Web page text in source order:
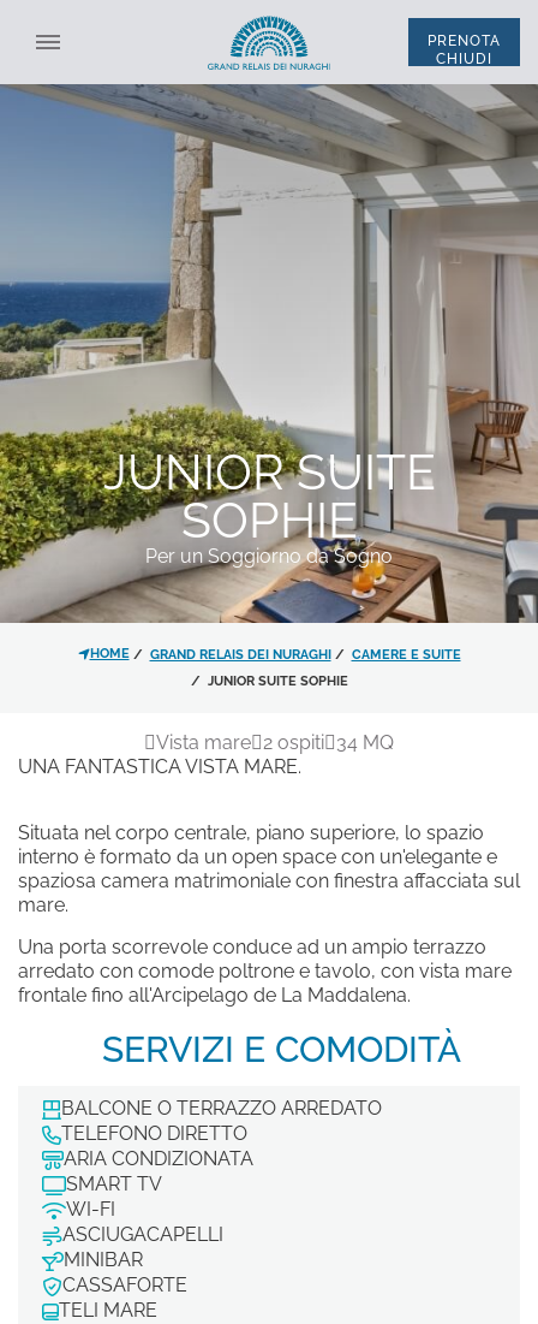
PRENOTA
CHIUDI
COGNOME*
TELEFONO*
MESSAGGIO*
Ho letto e accettato l'informativa
sulla privacye il trattamento dei
dati personali.
Acconsento al trattamento dei
dati come risultante dell'informativa
per le finalità di invio di
materiale promozionale.
Iscrivimi alla newsletter!
SELEZIONA STRUTTURA
TUTTE LE STRUTTURE
SISTEMAZIONE
CODICE SCONTO
ITAENG
JUNIOR SUITE
JUNIOR SUITE GARDEN
JUNIOR SUITE DELUXE
JUNIOR SUITE TRE MONTI
SUITE QUEEN ELI
SUITE HARMONY POOL
Hotel La Bisaccia
JUNIOR SUITE
SOPHIE
Per un Soggiorno da Sogno
HOME GRAND RELAIS DEI NURAGHI
CAMERE E SUITE
JUNIOR SUITE SOPHIE
Vista mare 2 ospiti 34 MQ
UNA FANTASTICA VISTA MARE.
Situata nel corpo centrale, piano superiore, lo spazio
interno è formato da un open space con un'elegante e
spaziosa camera matrimoniale con finestra affacciata sul
mare.
Una porta scorrevole conduce ad un ampio terrazzo
arredato con comode poltrone e tavolo, con vista mare
frontale fino all'Arcipelago de La Maddalena.
SERVIZI E COMODITÀ
BALCONE O TERRAZZO ARREDATO
TELEFONO DIRETTO
ARIA CONDIZIONATA
SMART TV
WI-FI
ASCIUGACAPELLI
MINIBAR
CASSAFORTE
TELI MARE